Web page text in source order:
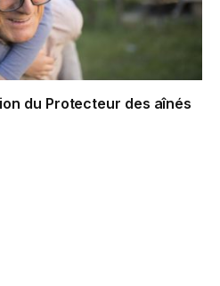
du Protecteur des aînés